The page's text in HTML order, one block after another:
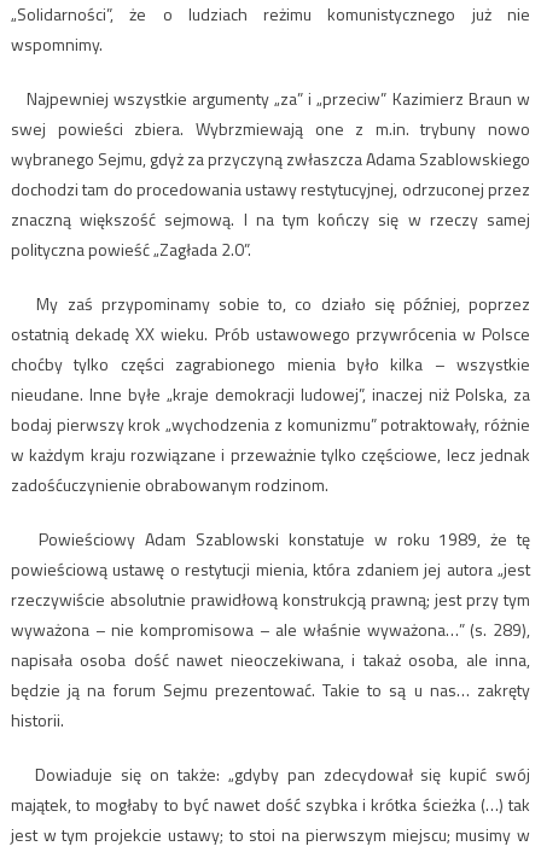
„Solidarności”, że o ludziach reżimu komunistycznego już nie
wspomnimy.
Najpewniej wszystkie argumenty „za” i „przeciw” Kazimierz Braun w
swej powieści zbiera. Wybrzmiewają one z m.in. trybuny nowo
wybranego Sejmu, gdyż za przyczyną zwłaszcza Adama Szablowskiego
dochodzi tam do procedowania ustawy restytucyjnej, odrzuconej przez
znaczną większość sejmową. I na tym kończy się w rzeczy samej
polityczna powieść „Zagłada 2.0”.
My zaś przypominamy sobie to, co działo się później, poprzez
ostatnią dekadę XX wieku. Prób ustawowego przywrócenia w Polsce
choćby tylko części zagrabionego mienia było kilka – wszystkie
nieudane. Inne byłe „kraje demokracji ludowej”, inaczej niż Polska, za
bodaj pierwszy krok „wychodzenia z komunizmu” potraktowały, różnie
w każdym kraju rozwiązane i przeważnie tylko częściowe, lecz jednak
zadośćuczynienie obrabowanym rodzinom.
Powieściowy Adam Szablowski konstatuje w roku 1989, że tę
powieściową ustawę o restytucji mienia, która zdaniem jej autora „jest
rzeczywiście absolutnie prawidłową konstrukcją prawną; jest przy tym
wyważona – nie kompromisowa – ale właśnie wyważona…” (s. 289),
napisała osoba dość nawet nieoczekiwana, i takaż osoba, ale inna,
będzie ją na forum Sejmu prezentować. Takie to są u nas… zakręty
historii.
Dowiaduje się on także: „gdyby pan zdecydował się kupić swój
majątek, to mogłaby to być nawet dość szybka i krótka ścieżka (…) tak
jest w tym projekcie ustawy; to stoi na pierwszym miejscu; musimy w